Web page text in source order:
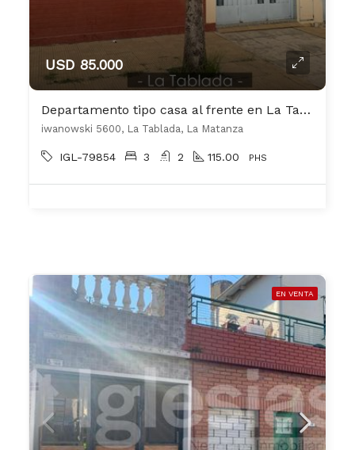
USD 85.000
Departamento tipo casa al frente en La Tablada
iwanowski 5600, La Tablada, La Matanza
IGL-79854 3 2 115.00 PHS
EN VENTA